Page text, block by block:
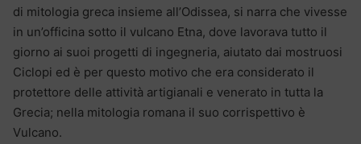
di mitologia greca insieme all’Odissea, si narra che vivesse
in un’officina sotto il vulcano Etna, dove lavorava tutto il
giorno ai suoi progetti di ingegneria, aiutato dai mostruosi
Ciclopi ed è per questo motivo che era considerato il
protettore delle attività artigianali e venerato in tutta la
Grecia; nella mitologia romana il suo corrispettivo è
Vulcano.